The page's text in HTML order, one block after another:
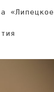
«Липецкое